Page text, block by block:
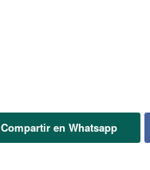
Compartir en Whatsapp